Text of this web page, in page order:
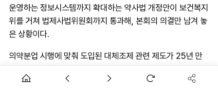
운영하는 정보시스템까지 확대하는 약사법 개정안이 보건복지
위를 거쳐 법제사법위원회까지 통과해, 본회의 의결만 남겨 놓
은 상황이다.
의약분업 시행에 맞춰 도입된 대체조제 관련 제도가 25년 만
에 변경, 수정되는 것이다.